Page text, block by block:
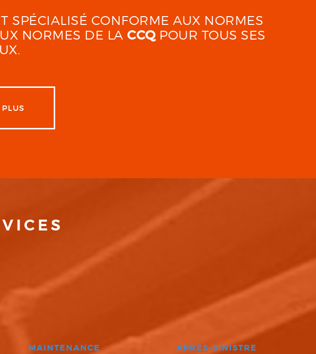
SPÉCIALISÉ CONFORME AUX NORMES
NORMES DE LA CCQPOUR TOUS SES
MAINTENANCE APRÈS-SINISTRE